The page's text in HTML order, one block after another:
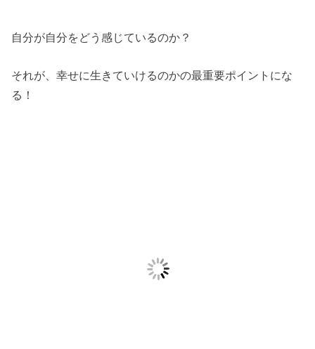
自分が自分をどう感じているのか？
それが、幸せに生きていけるのかの最重要ポイントにな
る！